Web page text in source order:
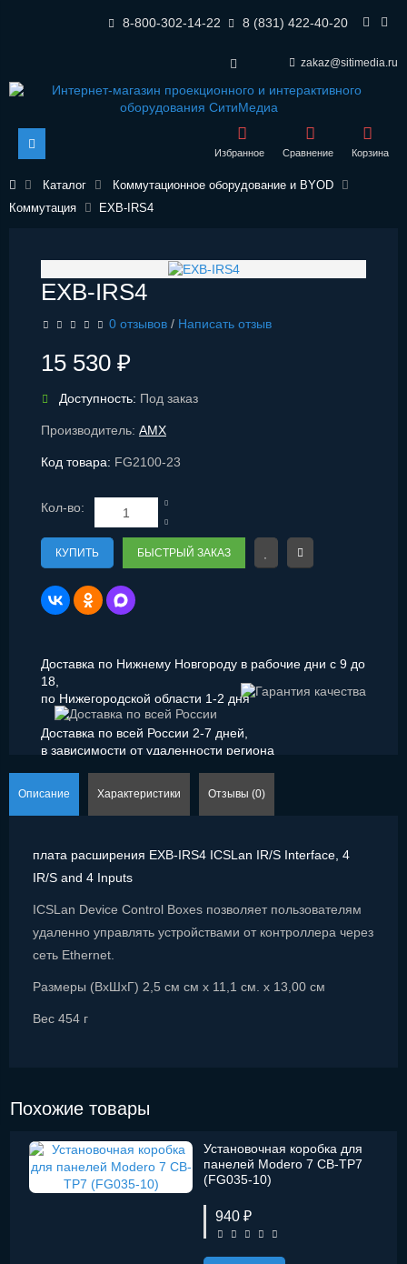
8 (831) 422-40-20
8-800-302-14-22
zakaz@sitimedia.ru
Корзина
Сравнение
Избранное
Каталог
Коммутационное оборудование и BYOD
Коммутация
EXB-IRS4
EXB-IRS4
0 отзывов / Написать отзыв
15 530 ₽
Доступность: Под заказ
Производитель: AMX
Код товара: FG2100-23
Кол-во:
КУПИТЬ БЫСТРЫЙ ЗАКАЗ
Доставка по Нижнему Новгороду в рабочие дни с 9 до
18,
по Нижегородской области 1-2 дня
Доставка по всей России 2-7 дней,
в зависимости от удаленности региона
Описание Характеристики Отзывы (0)
плата расширения EXB-IRS4 ICSLan IR/S Interface, 4
IR/S and 4 Inputs
ICSLan Device Control Boxes позволяет пользователям
удаленно управлять устройствами от контроллера через
сеть Ethernet.
Размеры (ВхШхГ) 2,5 см см х 11,1 см. х 13,00 см
Вес 454 г
Похожие товары
Установочная коробка для
панелей Modero 7 CB-TP7
(FG035-10)
940 ₽